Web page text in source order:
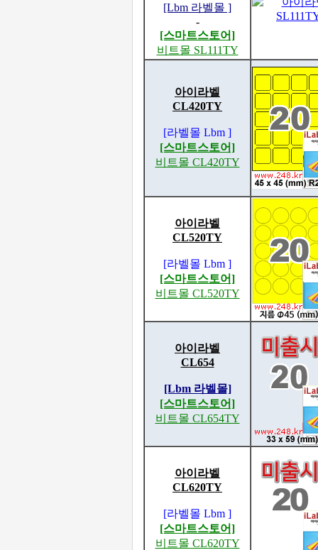
[Lbm 라벨몰 ]
-
[스마트스토어]
비트몰 SL111TY
아이라벨
CL420TY
[라벨몰 Lbm ]
[스마트스토어]
비트몰 CL420TY
아이라벨
CL520TY
[라벨몰 Lbm ]
[스마트스토어]
비트몰 CL520TY
아이라벨
CL654
[Lbm 라벨몰]
[스마트스토어]
비트몰 CL654TY
아이라벨
CL620TY
[라벨몰 Lbm ]
[스마트스토어]
비트몰 CL620TY